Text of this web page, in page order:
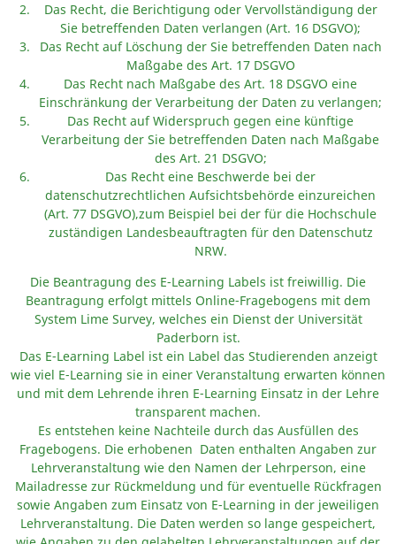
Das Recht, die Berichtigung oder Vervollständigung der
Sie betreffenden Daten verlangen (Art. 16 DSGVO);
Das Recht auf Löschung der Sie betreffenden Daten nach
Maßgabe des Art. 17 DSGVO
Das Recht nach Maßgabe des Art. 18 DSGVO eine
Einschränkung der Verarbeitung der Daten zu verlangen;
Das Recht auf Widerspruch gegen eine künftige
Verarbeitung der Sie betreffenden Daten nach Maßgabe
des Art. 21 DSGVO;
Das Recht eine Beschwerde bei der
datenschutzrechtlichen Aufsichtsbehörde einzureichen
(Art. 77 DSGVO),zum Beispiel bei der für die Hochschule
zuständigen Landesbeauftragten für den Datenschutz
NRW.
Die Beantragung des E-Learning Labels ist freiwillig. Die
Beantragung erfolgt mittels Online-Fragebogens mit dem
System Lime Survey, welches ein Dienst der Universität
Paderborn ist.
Das E-Learning Label ist ein Label das Studierenden anzeigt
wie viel E-Learning sie in einer Veranstaltung erwarten können
und mit dem Lehrende ihren E-Learning Einsatz in der Lehre
transparent machen.
Es entstehen keine Nachteile durch das Ausfüllen des
Fragebogens. Die erhobenen Daten enthalten Angaben zur
Lehrveranstaltung wie den Namen der Lehrperson, eine
Mailadresse zur Rückmeldung und für eventuelle Rückfragen
sowie Angaben zum Einsatz von E-Learning in der jeweiligen
Lehrveranstaltung. Die Daten werden so lange gespeichert,